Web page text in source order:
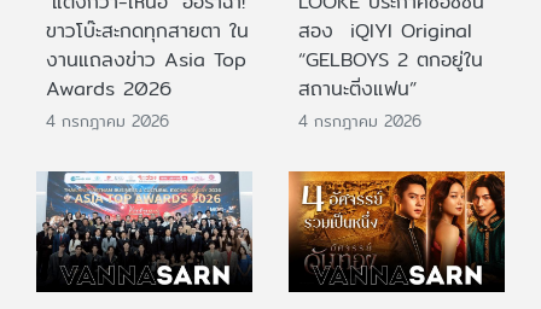
ขาวโบ๊ะสะกดทุกสายตา ใน
งานแถลงข่าว Asia Top
Awards 2026
4 กรกฎาคม 2026
สอง iQIYI Original
“GELBOYS 2 ตกอยู่ใน
สถานะติ่งแฟน”
4 กรกฎาคม 2026